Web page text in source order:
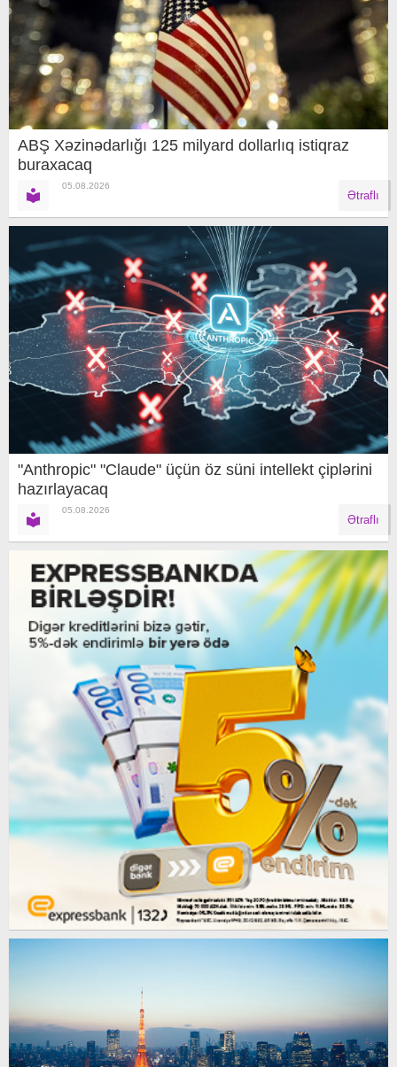
ABŞ Xəzinədarlığı 125 milyard dollarlıq istiqraz
buraxacaq
05.08.2026
Ətraflı
"Anthropic" "Claude" üçün öz süni intellekt çiplərini
hazırlayacaq
05.08.2026
Ətraflı